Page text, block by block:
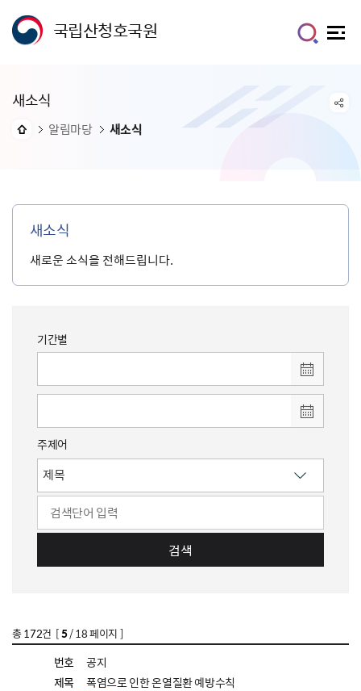
국립산청호국원
새소식
알림마당 새소식
새소식
새로운 소식을 전해드립니다.
기간별
주제어
검색
총172건 [5/ 18 페이지 ]
번호
공지
제목
폭염으로 인한 온열질환 예방수칙